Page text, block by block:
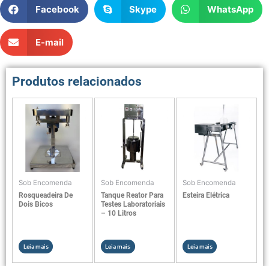
Facebook Skype WhatsApp
E-mail
Produtos relacionados
Sob Encomenda
Rosqueadeira De
Dois Bicos
Leia mais
Sob Encomenda
Tanque Reator Para
Testes Laboratoriais
– 10 Litros
Leia mais
Sob Encomenda
Esteira Elétrica
Leia mais